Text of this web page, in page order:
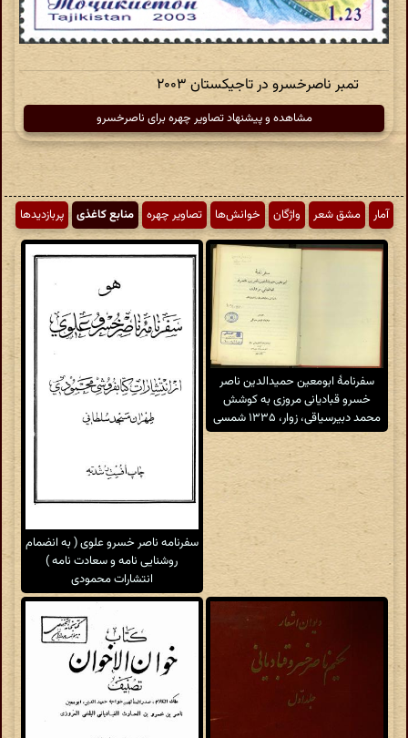
تمبر ناصرخسرو در تاجیکستان ۲۰۰۳
مشاهده و پیشنهاد تصاویر چهره برای ناصرخسرو
آمار مشق شعر واژگان خوانش‌ها تصاویر چهره منابع کاغذی پربازدیدها
سفرنامهٔ ابومعین حمیدالدین ناصر
خسرو قبادیانی مروزی به کوشش
محمد دبیرسیاقی، زوار، ۱۳۳۵ شمسی
سفرنامه ناصر خسرو علوی ( به انضمام
روشنایی نامه و سعادت نامه )
انتشارات محمودی